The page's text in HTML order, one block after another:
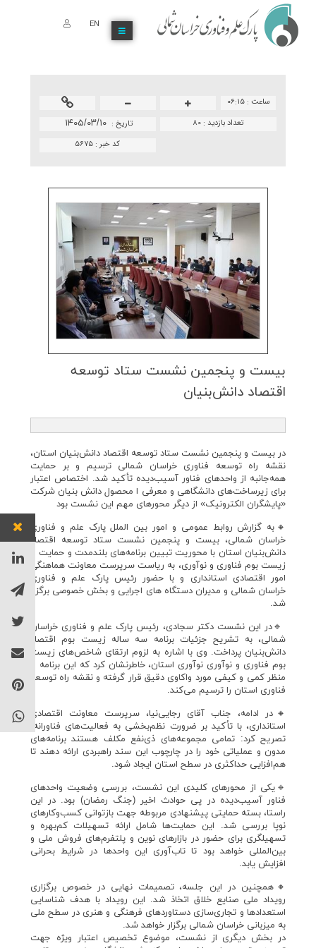
EN
ساعت :۰۶:۱۵
تاريخ : ۱۴۰۵/۰۳/۱۰ تعداد بازدید : 80
کد خبر : ۵۶۷۵
بیست و پنجمین نشست ستاد توسعه
اقتصاد دانش‌بنیان
در بیست و پنجمین نشست ستاد توسعه اقتصاد دانش‌بنیان استان،
نقشه راه توسعه فناوری خراسان شمالی ترسیم و بر حمایت
همه‌جانبه از واحدهای فناور آسیب‌دیده تأکید شد. اختصاص اعتبار
برای زیرساخت‌های دانشگاهی و معرفی ا محصول دانش بنیان شرکت
«پایشگران الکترونیک» از دیگر محورهای مهم این نشست بود
🔸به گزارش روابط عمومی و امور بین الملل پارک علم و فناوری
خراسان شمالی، بیست و پنجمین نشست ستاد توسعه اقتصاد
دانش‌بنیان استان با محوریت تبیین برنامه‌های بلندمدت و حمایت از
زیست بوم فناوری و نوآوری، به ریاست سرپرست معاونت هماهنگی
امور اقتصادی استانداری و با حضور رئیس پارک علم و فناوری
خراسان شمالی و مدیران دستگاه های اجرایی و بخش خصوصی برگزار
شد.
🔹در این نشست دکتر سجادی، رئیس پارک علم و فناوری خراسان
شمالی، به تشریح جزئیات برنامه سه ساله زیست بوم اقتصاد
دانش‌بنیان پرداخت. وی با اشاره به لزوم ارتقای شاخص‌های زیست
بوم فناوری و نوآوری نوآوری استان، خاطرنشان کرد که این برنامه از
منظر کمی و کیفی مورد واکاوی دقیق قرار گرفته و نقشه راه توسعه
فناوری استان را ترسیم می‌کند.
🔸در ادامه، جناب آقای رجایی‌نیا، سرپرست معاونت اقتصادی
استانداری، با تأکید بر ضرورت نظم‌بخشی به فعالیت‌های فناورانه،
تصریح کرد: تمامی مجموعه‌های ذی‌نفع مکلف هستند برنامه‌های
مدون و عملیاتی خود را در چارچوب این سند راهبردی ارائه دهند تا
هم‌افزایی حداکثری در سطح استان ایجاد شود.
🔹یکی از محورهای کلیدی این نشست، بررسی وضعیت واحدهای
فناور آسیب‌دیده در پی حوادث اخیر (جنگ رمضان) بود. در این
راستا، بسته حمایتی پیشنهادی مربوطه جهت بازتوانی کسب‌وکارهای
نوپا بررسی شد. این حمایت‌ها شامل ارائه تسهیلات کم‌بهره و
تسهیلگری برای حضور در بازارهای نوین و پلتفرم‌های فروش ملی و
بین‌المللی خواهد بود تا تاب‌آوری این واحدها در شرایط بحرانی
افزایش یابد.
🔸همچنین در این جلسه، تصمیمات نهایی در خصوص برگزاری
رویداد ملی صنایع خلاق اتخاذ شد. این رویداد با هدف شناسایی
استعدادها و تجاری‌سازی دستاوردهای فرهنگی و هنری در سطح ملی
به میزبانی خراسان شمالی برگزار خواهد شد.
در بخش دیگری از نشست، موضوع تخصیص اعتبار ویژه جهت